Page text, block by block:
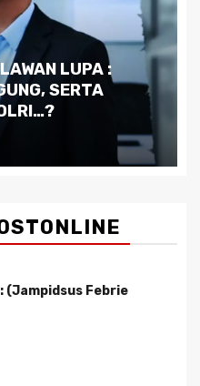
Krisis:
Alam dan
(Jampidsus Febrie